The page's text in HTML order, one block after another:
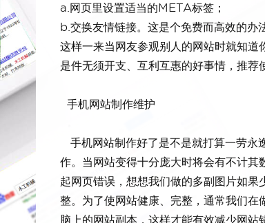
a.网页里设置适当的META标签；
b.交换友情链接。这是个免费而高效的办
这样一来当网友参观别人的网站时就知
是件无须开支、互利互惠的好事情，推荐
手机网站制作维护
手机网站制作好了是不是就打算一劳
作。当网站变得十分庞大时将会有不计其
起网页错误，想想我们做的多副图片如
整。为了使网站健康、完整，通常我们
脑上的网站副本，这样才能有效减少网